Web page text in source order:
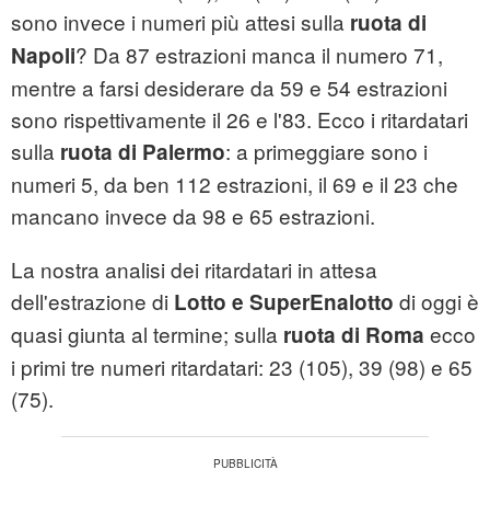
sono invece i numeri più attesi sulla ruota di
Napoli? Da 87 estrazioni manca il numero 71,
mentre a farsi desiderare da 59 e 54 estrazioni
sono rispettivamente il 26 e l'83. Ecco i ritardatari
sulla ruota di Palermo: a primeggiare sono i
numeri 5, da ben 112 estrazioni, il 69 e il 23 che
mancano invece da 98 e 65 estrazioni.
La nostra analisi dei ritardatari in attesa
dell'estrazione di Lotto e SuperEnalotto di oggi è
quasi giunta al termine; sulla ruota di Roma ecco
i primi tre numeri ritardatari: 23 (105), 39 (98) e 65
(75).